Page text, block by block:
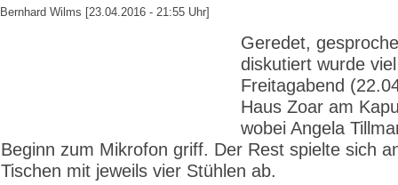
Bernhard Wilms [23.04.2016 - 21:55 Uhr]
Geredet,
diskutiert wurde
Freitagabend
Haus Zoar am
wobei Angela
Beginn zum Mikrofon griff. Der Rest spielte sich
Tischen mit jeweils vier Stühlen ab.